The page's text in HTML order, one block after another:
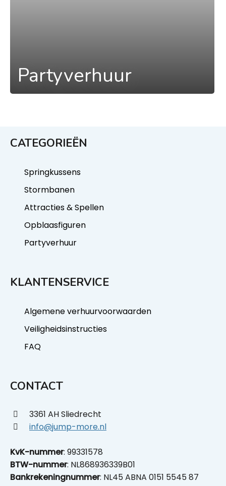
Partyverhuur
CATEGORIEËN
Springkussens
Stormbanen
Attracties & Spellen
Opblaasfiguren
Partyverhuur
KLANTENSERVICE
Algemene verhuurvoorwaarden
Veiligheidsinstructies
FAQ
CONTACT
3361 AH Sliedrecht
info@jump-more.nl
KvK-nummer: 99331578
BTW-nummer: NL868936339B01
Bankrekeningnummer: NL45 ABNA 0151 5545 87